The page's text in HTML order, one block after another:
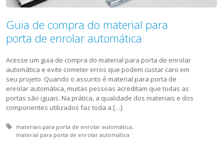
Guia de compra do material para
porta de enrolar automática
Acesse um guia de compra do material para porta de enrolar
automática e evite cometer erros que podem custar caro em
seu projeto. Quando o assunto é material para porta de
enrolar automática, muitas pessoas acreditam que todas as
portas são iguais. Na prática, a qualidade dos materiais e dos
componentes utilizados faz toda a […]
Tagged with:
materiais para porta de enrolar automática
material para porta de enrolar automática